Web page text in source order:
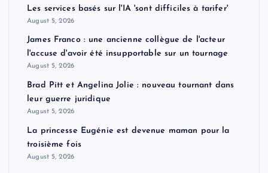
Les services basés sur l'IA 'sont difficiles à tarifer'
August 5, 2026
James Franco : une ancienne collègue de l'acteur
l'accuse d'avoir été insupportable sur un tournage
August 5, 2026
Brad Pitt et Angelina Jolie : nouveau tournant dans
leur guerre juridique
August 5, 2026
La princesse Eugénie est devenue maman pour la
troisième fois
August 5, 2026